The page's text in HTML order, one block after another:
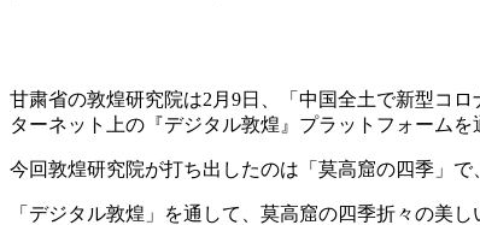
甘粛省の敦煌研究院は2月9日、「中国全土で新型コ
ターネット上の『デジタル敦煌』プラットフォーム
今回敦煌研究院が打ち出したのは「莫高窟の四季」
「デジタル敦煌」を通して、莫高窟の四季折々の美